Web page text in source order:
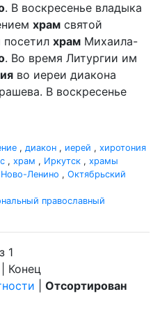
. В воскресенье владыка
храм святой
посетил храм Михаила-
. Во время Литургии им
во иереи диакона
В воскресенье
, диакон , иерей , хиротония
, храм , Иркутск , храмы
Ново-Ленино , Октябрьский
православный
1
Конец
Отсортирован